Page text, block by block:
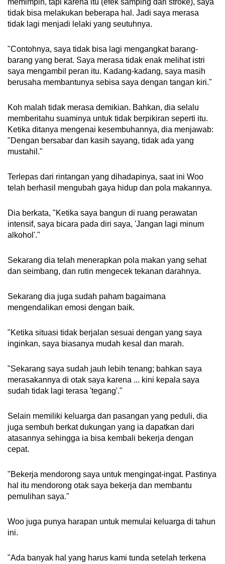
memimpin, tapi karena itu (efek samping dari stroke), saya
tidak bisa melakukan beberapa hal. Jadi saya merasa
tidak lagi menjadi lelaki yang seutuhnya.
"Contohnya, saya tidak bisa lagi mengangkat barang-
barang yang berat. Saya merasa tidak enak melihat istri
saya mengambil peran itu. Kadang-kadang, saya masih
berusaha membantunya sebisa saya dengan tangan kiri."
Koh malah tidak merasa demikian. Bahkan, dia selalu
memberitahu suaminya untuk tidak berpikiran seperti itu.
Ketika ditanya mengenai kesembuhannya, dia menjawab:
"Dengan bersabar dan kasih sayang, tidak ada yang
mustahil."
Terlepas dari rintangan yang dihadapinya, saat ini Woo
telah berhasil mengubah gaya hidup dan pola makannya.
Dia berkata, "Ketika saya bangun di ruang perawatan
intensif, saya bicara pada diri saya, 'Jangan lagi minum
alkohol'."
Sekarang dia telah menerapkan pola makan yang sehat
dan seimbang, dan rutin mengecek tekanan darahnya.
Sekarang dia juga sudah paham bagaimana
mengendalikan emosi dengan baik.
"Ketika situasi tidak berjalan sesuai dengan yang saya
inginkan, saya biasanya mudah kesal dan marah.
"Sekarang saya sudah jauh lebih tenang; bahkan saya
merasakannya di otak saya karena ... kini kepala saya
sudah tidak lagi terasa 'tegang'."
Selain memiliki keluarga dan pasangan yang peduli, dia
juga sembuh berkat dukungan yang ia dapatkan dari
atasannya sehingga ia bisa kembali bekerja dengan
cepat.
"Bekerja mendorong saya untuk mengingat-ingat. Pastinya
hal itu mendorong otak saya bekerja dan membantu
pemulihan saya."
Woo juga punya harapan untuk memulai keluarga di tahun
ini.
"Ada banyak hal yang harus kami tunda setelah terkena